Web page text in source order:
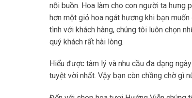
nỗi buồn. Hoa làm cho con người ta hưng
hơn một giỏ hoa ngát hương khi bạn
tình với khách hàng, chúng tôi luôn chọn
quý khách rất hài lòng.
Hiểu được tâm lý và nhu cầu đa dạng
tuyệt vời nhất. Vậy bạn còn chầng chờ gì